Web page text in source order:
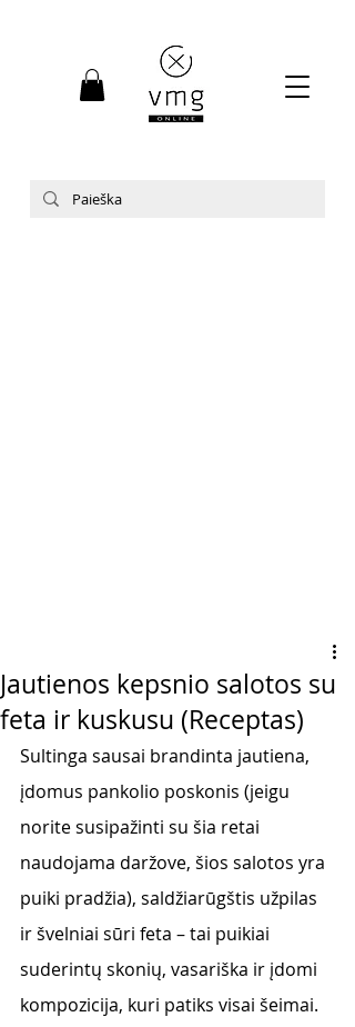
Jautienos kepsnio salotos su
feta ir kuskusu (Receptas)
Sultinga sausai brandinta jautiena,
įdomus pankolio poskonis (jeigu
norite susipažinti su šia retai
naudojama daržove, šios salotos yra
puiki pradžia), saldžiarūgštis užpilas
ir švelniai sūri feta – tai puikiai
suderintų skonių, vasariška ir įdomi
kompozicija, kuri patiks visai šeimai.